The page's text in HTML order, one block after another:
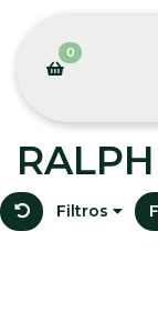
0
Filtros